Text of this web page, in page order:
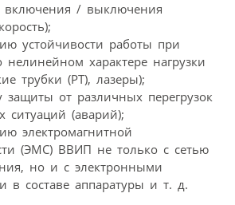
включения / выключения
устойчивости работы при
нелинейном характере нагрузки
трубки (РТ), лазеры);
защиты от различных перегрузок
ситуаций (аварий);
электромагнитной
(ЭМС) ВВИП не только с сетью
но и с электронными
в составе аппаратуры и т. д.